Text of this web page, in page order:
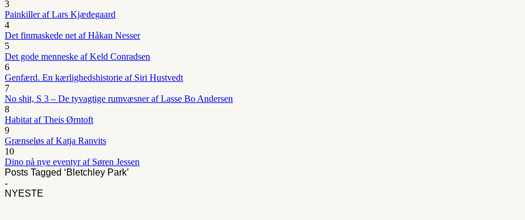
3
Painkiller af Lars Kjædegaard
4
Det finmaskede net af Håkan Nesser
5
Det gode menneske af Keld Conradsen
6
Genfærd. En kærlighedshistorie af Siri Hustvedt
7
No shit, S 3 – De tyvagtige rumvæsner af Lasse Bo Andersen
8
Habitat af Theis Ørntoft
9
Grænseløs af Katja Ranvits
10
Dino på nye eventyr af Søren Jessen
Posts Tagged ‘Bletchley Park’
-
NYESTE